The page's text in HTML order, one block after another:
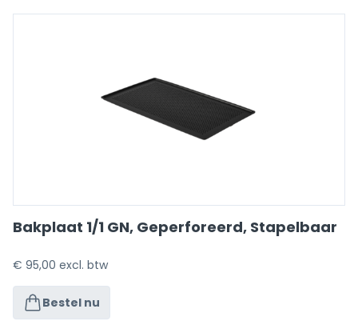
Bakplaat 1/1 GN, Geperforeerd, Stapelbaar
€ 95,00 excl. btw
Bestel nu